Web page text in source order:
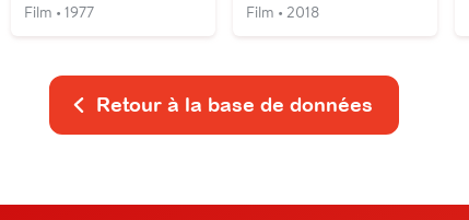
Film • 1977 Film • 2018
Retour à la base de données